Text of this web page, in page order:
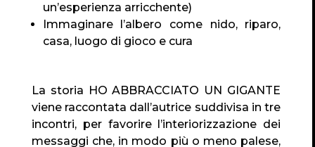
un’esperienza arricchente)
Immaginare l’albero come nido, riparo,
casa, luogo di gioco e cura
La storia HO ABBRACCIATO UN GIGANTE
viene raccontata dall’autrice suddivisa in tre
incontri, per favorire l’interiorizzazione dei
messaggi che, in modo più o meno palese,